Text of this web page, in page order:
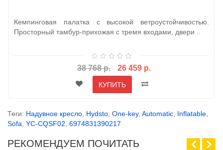
Кемпинговая палатка с высокой ветроустойчивостью.
Просторный тамбур-прихожая с тремя входами, двери ..
38 768 р. 26 459 р.
КУПИТЬ
Теги: Надувное кресло, Hydsto, One-key, Automatic, Inflatable,
Sofa, YC-CQSF02, 6974831390217
РЕКОМЕНДУЕМ ПОЧИТАТЬ